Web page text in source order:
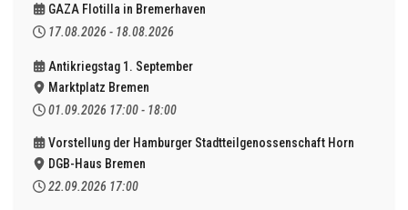
GAZA Flotilla in Bremerhaven
17.08.2026 - 18.08.2026
Antikriegstag 1. September
Marktplatz Bremen
01.09.2026 17:00 - 18:00
Vorstellung der Hamburger Stadtteilgenossenschaft Horn
DGB-Haus Bremen
22.09.2026 17:00